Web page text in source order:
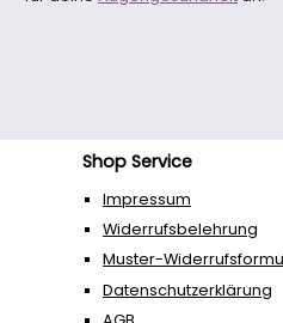
Shop Service
Impressum
Widerrufsbelehrung
Muster-
Datenschutzerklärung